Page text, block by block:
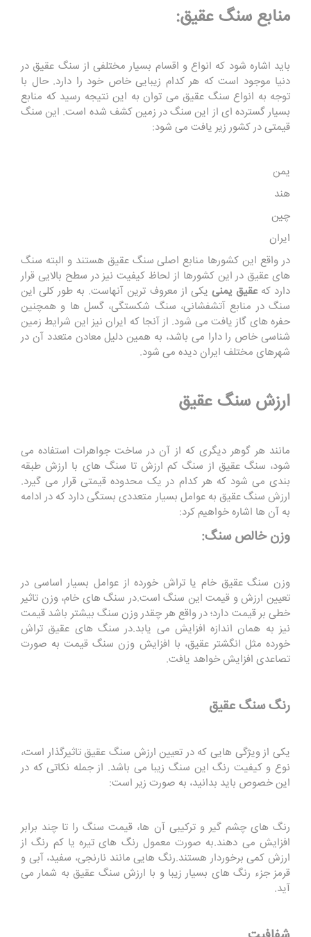
منابع سنگ عقیق:
باید اشاره شود که انواع و اقسام بسیار مختلفی از سنگ عقیق در
دنیا موجود است که هر کدام زیبایی خاص خود را دارد. حال با
توجه به انواع سنگ عقیق می توان به این نتیجه رسید که منابع
بسیار گسترده ای از این سنگ در زمین کشف شده است. این سنگ
قیمتی در کشور زیر یافت می شود:
یمن
هند
چین
ایران
در واقع این کشورها منابع اصلی سنگ عقیق هستند و البته سنگ
های عقیق در این کشورها از لحاظ کیفیت نیز در سطح بالایی قرار
دارد کهعقیق یمنی یکی از معروف ترین آنهاست. به طور کلی این
سنگ در منابع آتشفشانی، سنگ شکستگی، گسل ها و همچنین
حفره های گاز یافت می شود. از آنجا که ایران نیز این شرایط زمین
شناسی خاص را دارا می باشد، به همین دلیل معادن متعدد آن در
شهرهای مختلف ایران دیده می شود.
ارزش سنگ عقیق
مانند هر گوهر دیگری که از آن در ساخت جواهرات استفاده می
شود، سنگ عقیق از سنگ کم ارزش تا سنگ های با ارزش طبقه
بندی می شود که هر کدام در یک محدوده قیمتی قرار می گیرد.
ارزش سنگ عقیق به عوامل بسیار متعددی بستگی دارد که در ادامه
به آن ها اشاره خواهیم کرد:
وزن خالص سنگ:
وزن سنگ عقیق خام یا تراش خورده از عوامل بسیار اساسی در
تعیین ارزش و قیمت این سنگ است.در سنگ های خام، وزن تاثیر
خطی بر قیمت دارد؛ در واقع هر چقدر وزن سنگ بیشتر باشد قیمت
نیز به همان اندازه افزایش می یابد.در سنگ های عقیق تراش
خورده مثل انگشتر عقیق، با افزایش وزن سنگ قیمت به صورت
تصاعدی افزایش خواهد یافت.
رنگ سنگ عقیق
یکی از ویژگی هایی که در تعیین ارزش سنگ عقیق تاثیرگذار است،
نوع و کیفیت رنگ این سنگ زیبا می باشد. از جمله نکاتی که در
این خصوص باید بدانید، به صورت زیر است:
رنگ های چشم گیر و ترکیبی آن ها، قیمت سنگ را تا چند برابر
افزایش می دهند.به صورت معمول رنگ های تیره یا کم رنگ از
ارزش کمی برخوردار هستند.رنگ هایی مانند نارنجی، سفید، آبی و
قرمز جزء رنگ های بسیار زیبا و با ارزش سنگ عقیق به شمار می
آید.